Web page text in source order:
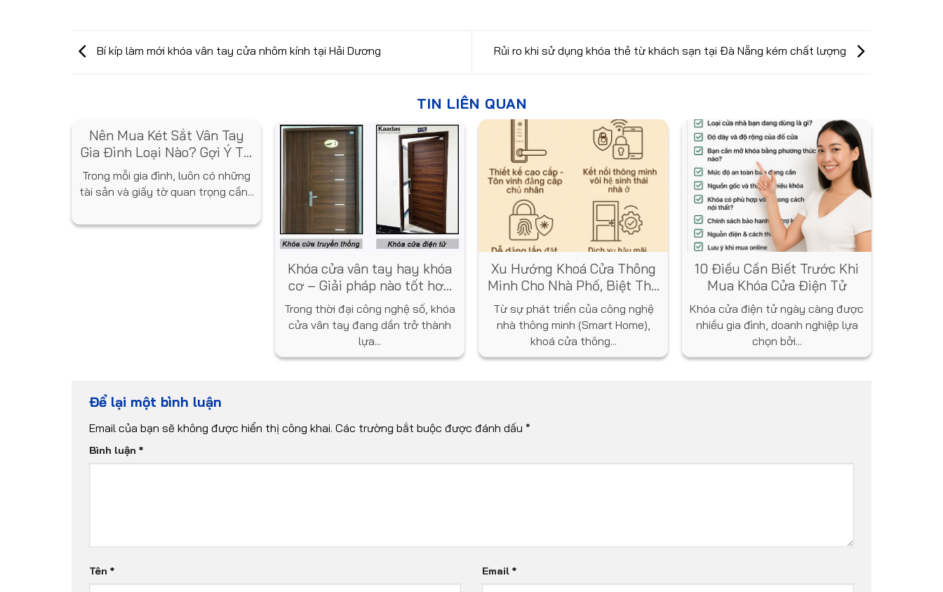
Bí kíp làm mới khóa vân tay cửa nhôm kính tại Hải Dương Rủi ro khi sử dụng khóa thẻ từ khách sạn tại Đà Nẵng kém chất lượng
TIN LIÊN QUAN
Nên Mua Két Sắt Vân Tay
Gia Đình Loại Nào? Gợi Ý Từ
Chuyên Gia
Trong mỗi gia đình, luôn có những
tài sản và giấy tờ quan trọng cần...
Khóa cửa vân tay hay khóa
cơ – Giải pháp nào tốt hơn
cho ngôi nhà bạn?
Trong thời đại công nghệ số, khóa
cửa vân tay đang dần trở thành
lựa...
Xu Hướng Khoá Cửa Thông
Minh Cho Nhà Phố, Biệt Thự
Năm 2025
Từ sự phát triển của công nghệ
nhà thông minh (Smart Home),
khoá cửa thông...
10 Điều Cần Biết Trước Khi
Mua Khóa Cửa Điện Tử
Khóa cửa điện tử ngày càng được
nhiều gia đình, doanh nghiệp lựa
chọn bởi...
Để lại một bình luận
Email của bạn sẽ không được hiển thị công khai. Các trường bắt buộc được đánh dấu *
Bình luận *
Tên * Email *